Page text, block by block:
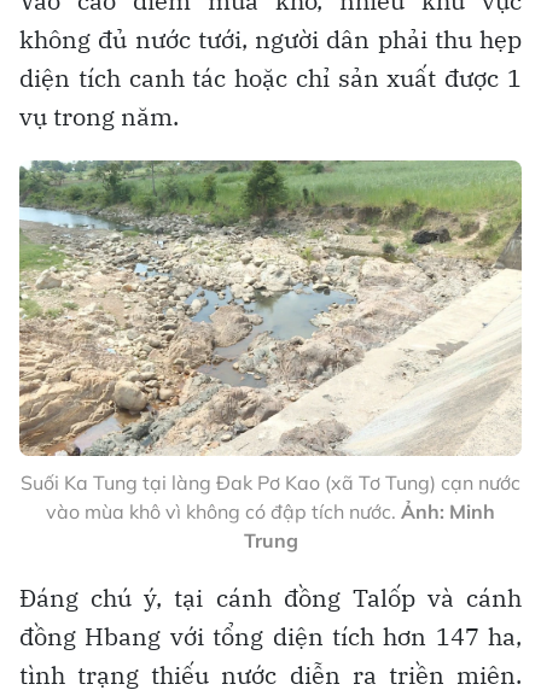
không đủ nước tưới, người dân phải thu hẹp
diện tích canh tác hoặc chỉ sản xuất được 1
vụ trong năm.
Suối Ka Tung tại làng Đak Pơ Kao (xã Tơ Tung) cạn nước
vào mùa khô vì không có đập tích nước. Ảnh: Minh
Trung
Đáng chú ý, tại cánh đồng Talốp và cánh
đồng Hbang với tổng diện tích hơn 147 ha,
tình trạng thiếu nước diễn ra triền miên.